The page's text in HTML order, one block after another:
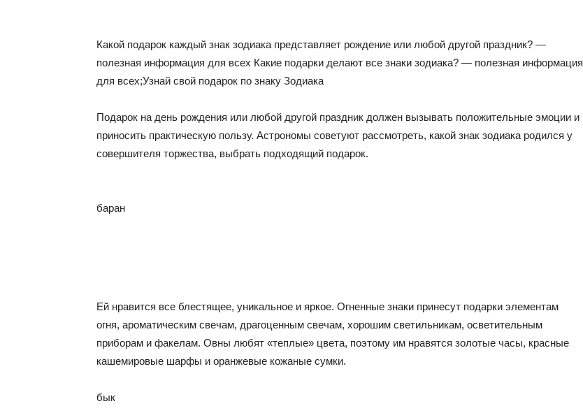
Какой подарок каждый знак зодиака представляет рождение или любой другой праздник? —
полезная информация для всех Какие подарки делают все знаки зодиака? — полезная информация
для всех;Узнай свой подарок по знаку Зодиака
Подарок на день рождения или любой другой праздник должен вызывать положительные эмоции и
приносить практическую пользу. Астрономы советуют рассмотреть, какой знак зодиака родился у
совершителя торжества, выбрать подходящий подарок.
баран
Ей нравится все блестящее, уникальное и яркое. Огненные знаки принесут подарки элементам
огня, ароматическим свечам, драгоценным свечам, хорошим светильникам, осветительным
приборам и факелам. Овны любят «теплые» цвета, поэтому им нравятся золотые часы, красные
кашемировые шарфы и оранжевые кожаные сумки.
бык